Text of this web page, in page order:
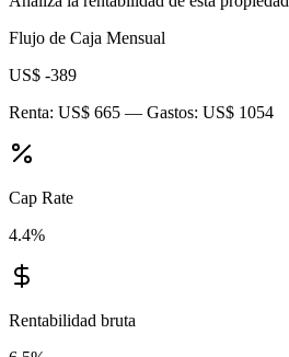
Flujo de Caja Mensual
US$ -389
Renta: US$ 665 — Gastos: US$ 1054
Cap Rate
4.4%
Rentabilidad bruta